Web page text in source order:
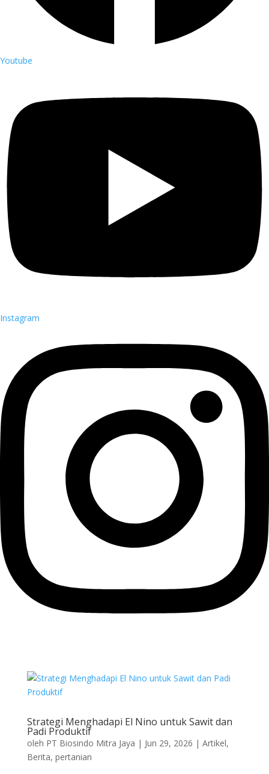
Youtube
Instagram
Strategi Menghadapi El Nino untuk Sawit dan
Padi Produktif
oleh PT Biosindo Mitra Jaya | Jun 29, 2026 | Artikel,
Berita, pertanian